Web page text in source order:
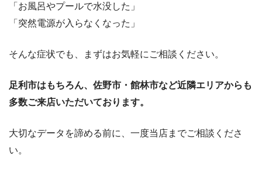
「お風呂やプールで水没した」
「突然電源が入らなくなった」
そんな症状でも、まずはお気軽にご相談ください。
足利市はもちろん、佐野市・館林市など近隣エリアからも
多数ご来店いただいております。
大切なデータを諦める前に、一度当店までご相談くださ
い。